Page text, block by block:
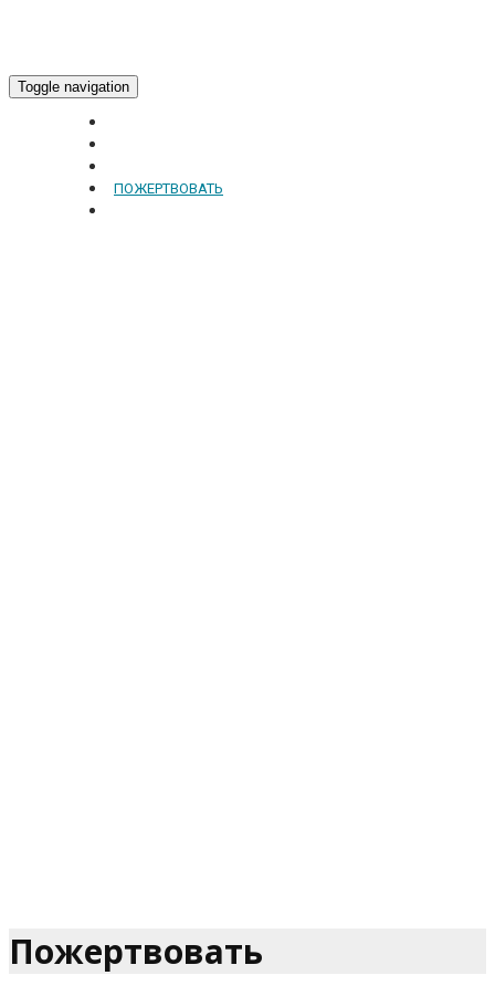
Toggle navigation
ПОЖЕРТВОВАТЬ
Пожертвовать